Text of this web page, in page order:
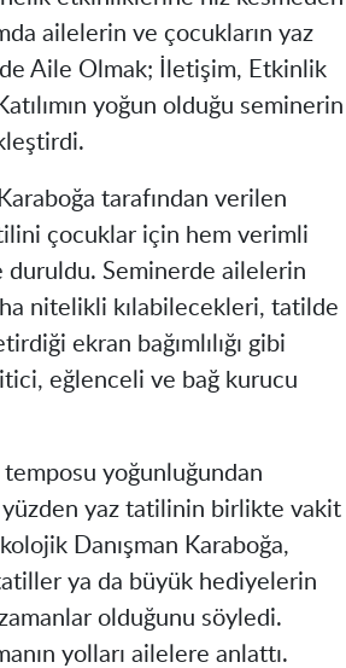
ailelerin ve çocukların yaz
Aile Olmak; İletişim, Etkinlik
yoğun olduğu seminerin
tarafından verilen
çocuklar için hem verimli
duruldu. Seminerde ailelerin
nitelikli kılabilecekleri, tatilde
ekran bağımlılığı gibi
eğlenceli ve bağ kurucu
yoğunluğundan
yüzden yaz tatilinin birlikte vakit
Danışman Karaboğa,
tatiller ya da büyük hediyelerin
olduğunu söyledi.
yolları ailelere anlattı.